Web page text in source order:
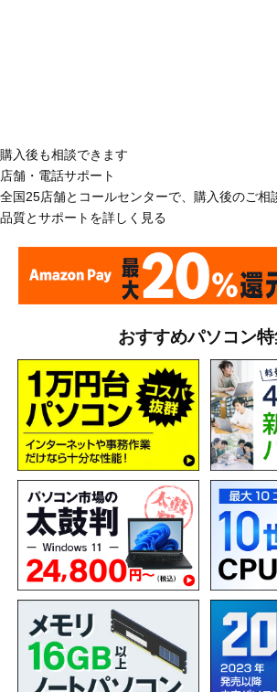
購入後も相談できます
店舗・電話サポート
全国25店舗とコールセンターで、購入後のご
品質とサポートを詳しく見る
おすすめパソコン